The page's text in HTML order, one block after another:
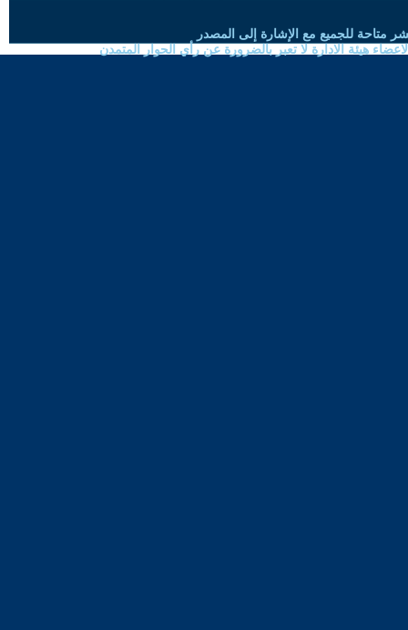
متاحة للجميع مع الإشارة إلى المصدر
هيئة الادارة لا تعبر بالضرورة عن رأي الحوار المتمدن